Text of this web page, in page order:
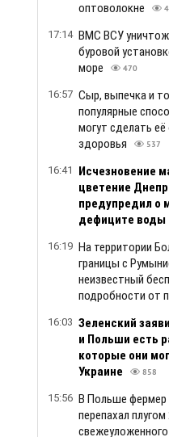
оптоволокне
17:14 ВМС ВСУ
буровой
море
470
16:57 Сыр, выпечка и
популярные
могут сделать
здоровья
537
16:41
Исчезновение
цветение
предупредил о
дефиците воды
16:19 На территории
границы с
неизвестный
подробности от
16:03 Зеленский заяв
и Польши есть
которые они
Украине
858
15:56 В Польше фермер
перепахал